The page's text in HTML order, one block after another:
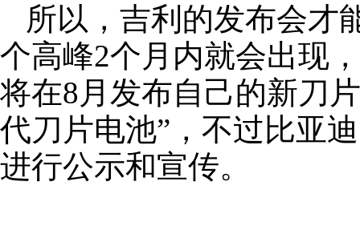
所以，吉利的发布会才
个高峰2个月内就会出现
将在8月发布自己的新刀
代刀片电池”，不过比亚
进行公示和宣传。